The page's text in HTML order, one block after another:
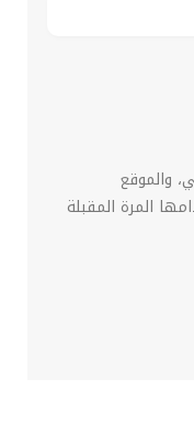
والموقع
المرة المقبلة